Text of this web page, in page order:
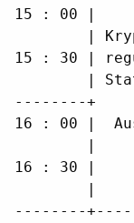
15 : 00 |
|
15 : 30 |
|
--------+
16 : 00 |
|
16 : 30
|
--------